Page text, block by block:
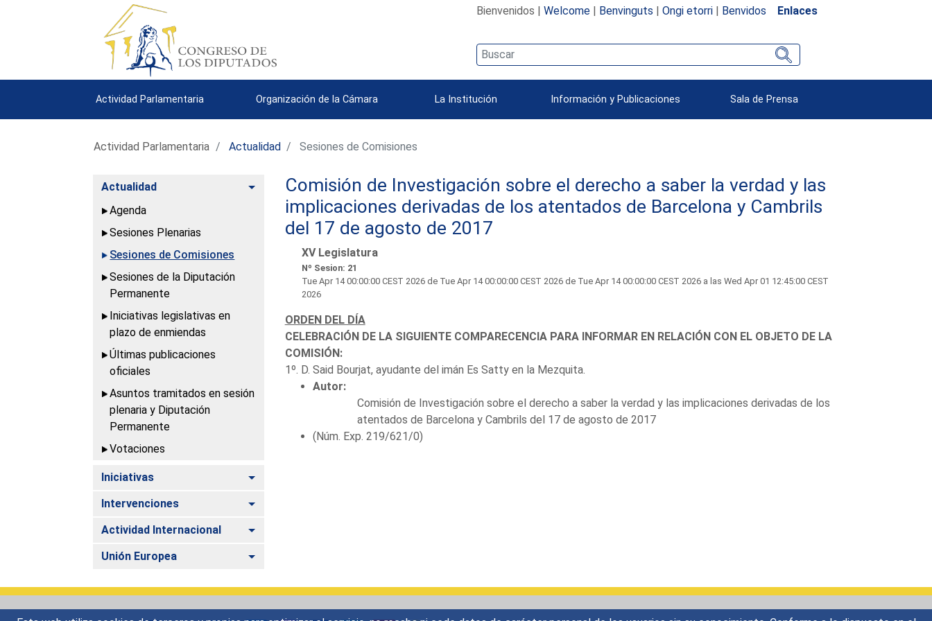
Bienvenidos | Welcome| Benvinguts | Ongi etorri| Benvidos Enlaces
Actividad Parlamentaria Organización de la Cámara La Institución Información y Publicaciones Sala de Prensa
Actividad Parlamentaria Actualidad Sesiones de Comisiones
Actualidad
Alternar
Agenda
Sesiones Plenarias
Sesiones de Comisiones
Sesiones de la Diputación
Permanente
Iniciativas legislativas en
plazo de enmiendas
Últimas publicaciones
oficiales
Asuntos tramitados en sesión
plenaria y Diputación
Permanente
Votaciones
Iniciativas Alternar
Intervenciones Alternar
Actividad Internacional Alternar
Unión Europea Alternar
Comisión de Investigación sobre el derecho a saber la verdad y las
implicaciones derivadas de los atentados de Barcelona y Cambrils
del 17 de agosto de 2017
XV Legislatura
Nº Sesion: 21
Tue Apr 14 00:00:00 CEST 2026de Tue Apr 14 00:00:00 CEST 2026 de Tue Apr 14 00:00:00 CEST 2026 a las Wed Apr 01 12:45:00 CEST
2026
ORDEN DEL DÍA
CELEBRACIÓN DE LA SIGUIENTE COMPARECENCIA PARA INFORMAR EN RELACIÓN CON EL OBJETO DE LA
COMISIÓN:
1º. D. Said Bourjat, ayudante del imán Es Satty en la Mezquita.
Autor:
Comisión de Investigación sobre el derecho a saber la verdad y las implicaciones derivadas de los
atentados de Barcelona y Cambrils del 17 de agosto de 2017
(Núm. Exp. 219/621/0)